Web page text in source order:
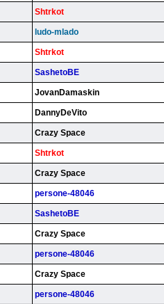
Shtrkot
ludo-mlado
Shtrkot
SashetoBE
JovanDamaskin
DannyDeVito
Crazy Space
Shtrkot
Crazy Space
persone-48046
SashetoBE
Crazy Space
persone-48046
Crazy Space
persone-48046